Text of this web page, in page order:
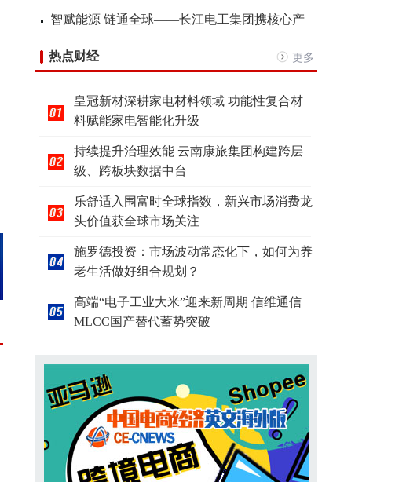
智赋能源 链通全球——长江电工集团携核心产
热点财经 更多
皇冠新材深耕家电材料领域 功能性复合材
料赋能家电智能化升级
持续提升治理效能 云南康旅集团构建跨层
级、跨板块数据中台
乐舒适入围富时全球指数，新兴市场消费龙
头价值获全球市场关注
施罗德投资：市场波动常态化下，如何为养
老生活做好组合规划？
高端“电子工业大米”迎来新周期 信维通信
MLCC国产替代蓄势突破